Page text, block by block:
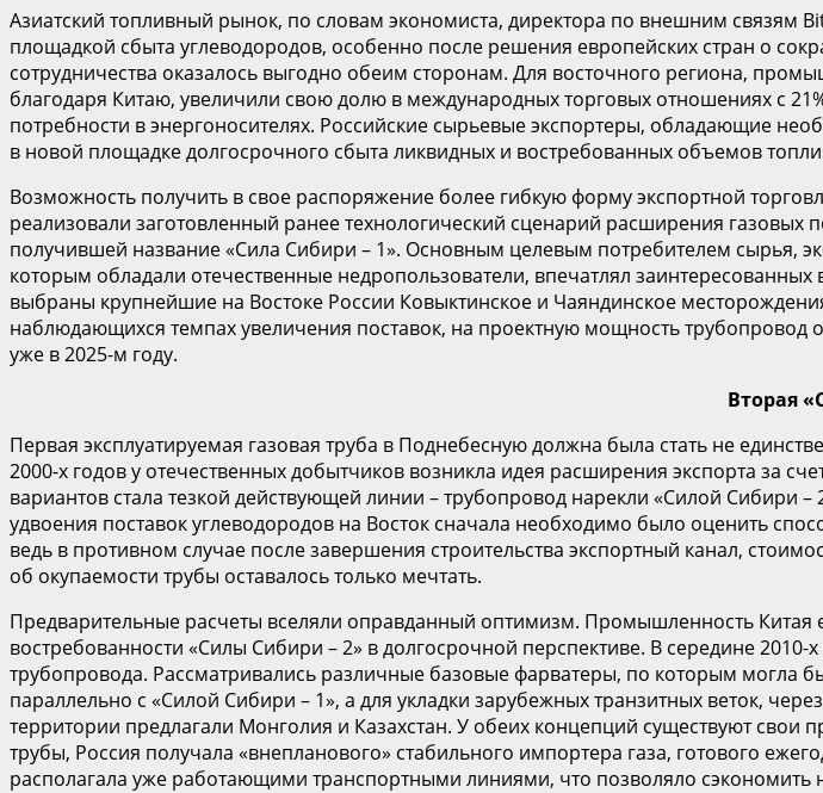
Азиатский топливный рынок, по словам экономиста, директора по внешним связям
площадкой сбыта углеводородов, особенно после решения европейских стран о
сотрудничества оказалось выгодно обеим сторонам. Для восточного региона,
благодаря Китаю, увеличили свою долю в международных торговых отношениях с
потребности в энергоносителях. Российские сырьевые экспортеры, обладающие
в новой площадке долгосрочного сбыта ликвидных и востребованных объемов
Возможность получить в свое распоряжение более гибкую форму экспортной
реализовали заготовленный ранее технологический сценарий расширения
получившей название «Сила Сибири – 1». Основным целевым потребителем сырья,
которым обладали отечественные недропользователи, впечатлял
выбраны крупнейшие на Востоке России Ковыктинское и Чаяндинское
наблюдающихся темпах увеличения поставок, на проектную мощность
уже в 2025-м году.
Вторая
Первая эксплуатируемая газовая труба в Поднебесную должна была стать не
2000-х годов у отечественных добытчиков возникла идея расширения экспорта за
вариантов стала тезкой действующей линии – трубопровод нарекли «Силой
удвоения поставок углеводородов на Восток сначала необходимо было оценить
ведь в противном случае после завершения строительства экспортный канал,
об окупаемости трубы оставалось только мечтать.
Предварительные расчеты вселяли оправданный оптимизм. Промышленность Китая
востребованности «Силы Сибири – 2» в долгосрочной перспективе. В середине
трубопровода. Рассматривались различные базовые фарватеры, по которым могла
параллельно с «Силой Сибири – 1», а для укладки зарубежных транзитных веток,
территории предлагали Монголия и Казахстан. У обеих концепций существуют свои
трубы, Россия получала «внепланового» стабильного импортера газа, готового
располагала уже работающими транспортными линиями, что позволяло сэкономить